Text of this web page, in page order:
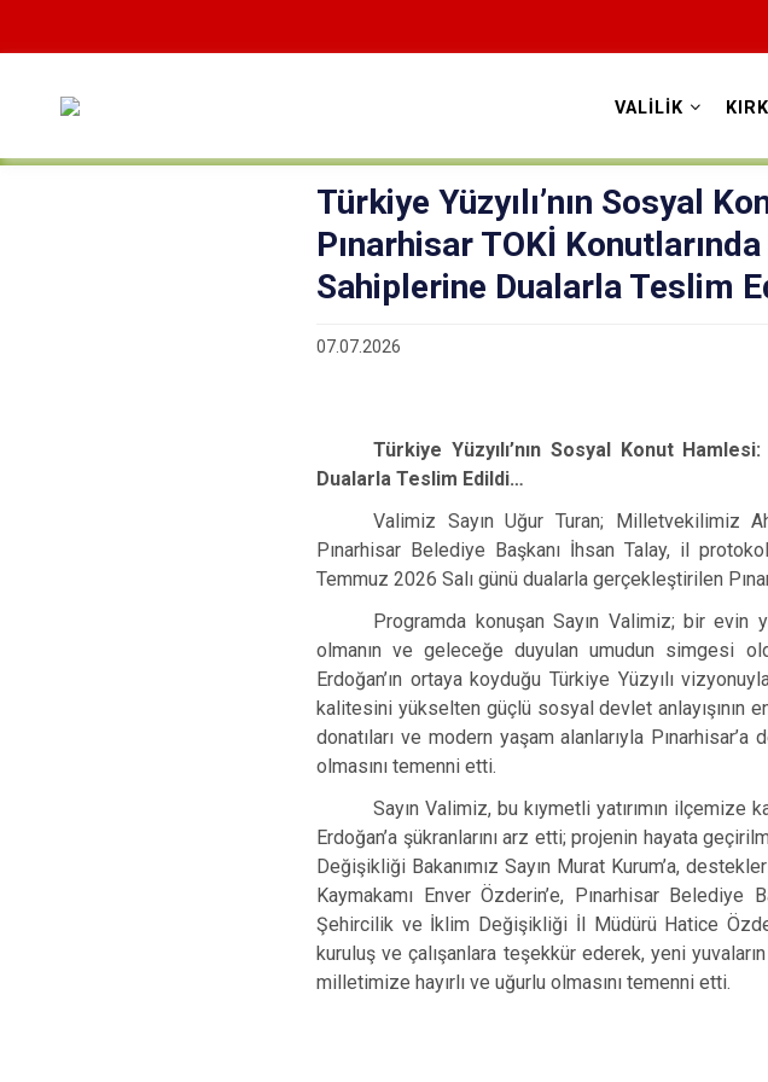
VALİLİK
Türkiye Yüzyılı’nın Sosyal
Pınarhisar TOKİ
Sahiplerine Dualarla Teslim
07.07.2026
Türkiye Yüzyılı’nın Sosyal Konut
Dualarla Teslim Edildi…
Valimiz Sayın Uğur Turan; Milletvekilimiz
Pınarhisar Belediye Başkanı İhsan Talay, il
Temmuz 2026 Salı günü dualarla gerçekleştirilen
Programda konuşan Sayın Valimiz; bir evin
olmanın ve geleceğe duyulan umudun simgesi
Erdoğan’ın ortaya koyduğu Türkiye Yüzyılı
kalitesini yükselten güçlü sosyal devlet anlayışının
donatıları ve modern yaşam alanlarıyla
olmasını temenni etti.
Sayın Valimiz, bu kıymetli yatırımın ilçemize
Erdoğan’a şükranlarını arz etti; projenin hayata
Değişikliği Bakanımız Sayın Murat Kurum’a,
Kaymakamı Enver Özderin’e, Pınarhisar Belediye
Şehircilik ve İklim Değişikliği İl Müdürü Hatice
kuruluş ve çalışanlara teşekkür ederek, yeni
milletimize hayırlı ve uğurlu olmasını temenni etti.